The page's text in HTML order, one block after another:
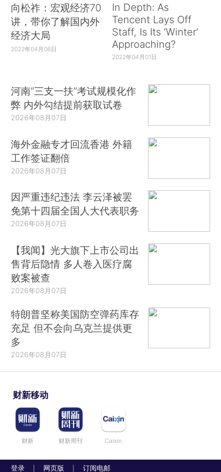
向松祚：宏观经济70
讲，带你了解国内外
经济大局
2022年04月06日
In Depth: As
Tencent Lays Off
Staff, Is Its ‘Winter’
Approaching?
2022年04月01日
河南“三支一扶”考试规模化作
弊 内外勾结提前获取试卷
2026年08月07日
海外金融专才回流香港 外籍
工作签证翻倍
2026年08月07日
因严重违纪违法 李云泽被罢
免第十四届全国人大代表职务
2026年08月07日
【我闻】光大旗下上市公司出
售背后隐情 多人卷入医疗腐
败案被查
2026年08月07日
特朗普坚称美国防空弹药库存
充足 但不会向乌克兰提供更
多
2026年08月07日
财新移动
财新 财新周刊 Caixin
登录 网页版 订阅电邮